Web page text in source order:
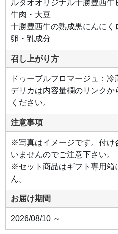
の味
を追
求し
まし
た。
この
牛肉
のお
いし
さ
を、
余す
とこ
ろな
く伝
えま
す。
ルタオオリジナル十勝豊西牛
牛肉・大豆
十勝豊西牛の熟成黒にんにく
卵・乳成分
召し上がり方
ドゥーブルフロマージュ：冷
デリカは内容量欄のリンク
ください。
注意事項
※写真はイメージです。付け
いませんのでご注意下さい。
※セット商品はギフト専用箱
ん。
お届け期間
2026/08/10 ～